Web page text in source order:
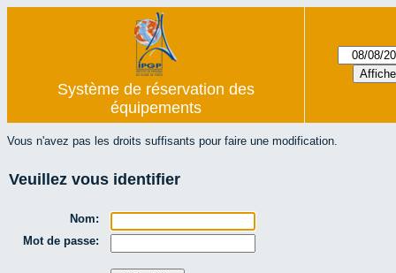
Système de réservation des
équipements
Vous n'avez pas les droits suffisants pour faire une modification.
Veuillez vous identifier
Nom:
Mot de passe: